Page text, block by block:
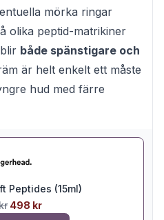
mörka ringar
olika peptid-matrikiner
både spänstigare och
är helt enkelt ett måste
hud med färre
Peptides (15ml)
498 kr